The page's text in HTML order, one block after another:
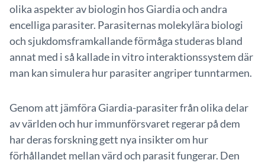
olika aspekter av biologin hos Giardia och andra
encelliga parasiter. Parasiternas molekylära biologi
och sjukdomsframkallande förmåga studeras bland
annat med i så kallade in vitro interaktionssystem där
man kan simulera hur parasiter angriper tunntarmen.
Genom att jämföra Giardia-parasiter från olika delar
av världen och hur immunförsvaret regerar på dem
har deras forskning gett nya insikter om hur
förhållandet mellan värd och parasit fungerar. Den